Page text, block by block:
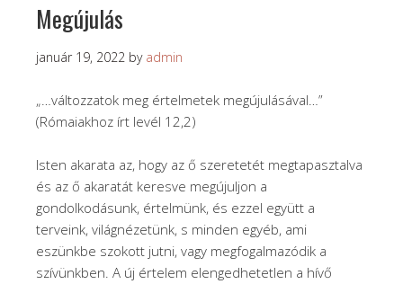
Megújulás
január 19, 2022 by admin
„…változzatok meg értelmetek megújulásával…”
(Rómaiakhoz írt levél 12,2)
Isten akarata az, hogy az ő szeretetét megtapasztalva
és az ő akaratát keresve megújuljon a
gondolkodásunk, értelmünk, és ezzel együtt a
terveink, világnézetünk, s minden egyéb, ami
eszünkbe szokott jutni, vagy megfogalmazódik a
szívünkben. A új értelem elengedhetetlen a hívő